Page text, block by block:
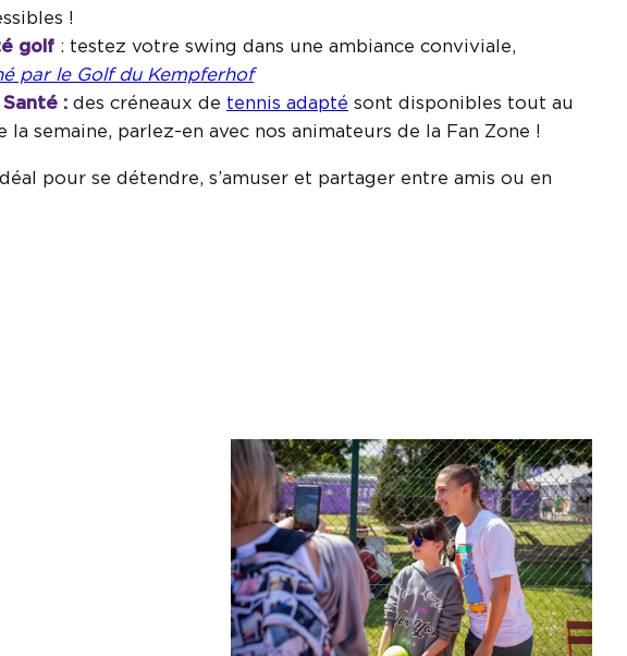
!
golf : testez votre swing dans une ambiance conviviale,
par le Golf du Kempferhof
Santé : des créneaux de tennis adapté sont disponibles tout au
la semaine, parlez-en avec nos animateurs de la Fan Zone !
pour se détendre, s’amuser et partager entre amis ou en